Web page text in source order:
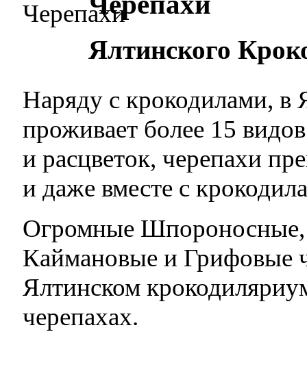
Ялтинского
Наряду с крокодилами, в
проживает более 15
и расцветок, черепахи
и даже вместе с
Огромные Шпороносные,
Каймановые и Грифовые
Ялтинском
черепахах.